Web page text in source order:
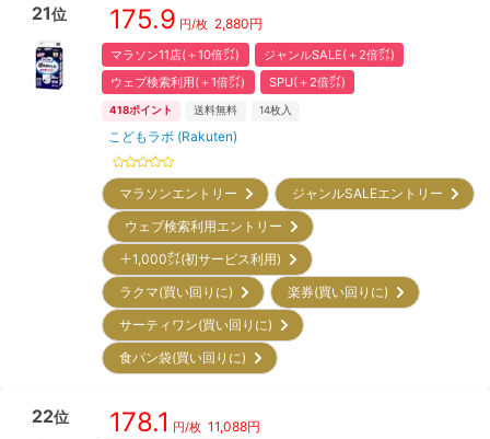
21位 175.9 円/枚 2,880円
マラソン11店(＋10倍㌽)
ジャンルSALE(＋2倍㌽)
ウェブ検索利用(＋1倍㌽)
SPU(＋2倍㌽)
418ポイント 送料無料 14枚入
こどもラボ (Rakuten)
マラソンエントリー
ジャンルSALEエントリー
ウェブ検索利用エントリー
＋1,000㌽(初サービス利用)
ラクマ(買い回りに)
楽券(買い回りに)
サーティワン(買い回りに)
食パン袋(買い回りに)
22位 178.1 円/枚 11,088円